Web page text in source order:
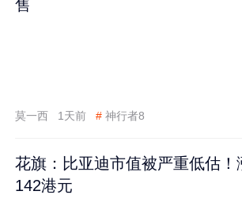
售
莫一西 1天前 # 神行者8
花旗：比亚迪市值被严重低估！
142港元